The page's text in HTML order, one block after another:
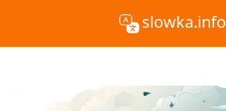
slowka.info